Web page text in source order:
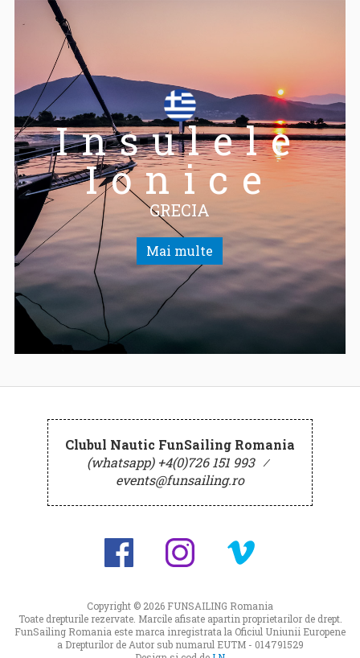
Insulele
Ionice
GRECIA
Mai multe
Clubul Nautic FunSailing Romania
(whatsapp) +4(0)726 151 993 ⁄
events@funsailing.ro
Copyright © 2026 FUNSAILING Romania
Toate drepturile rezervate. Marcile afisate apartin proprietarilor de drept.
FunSailing Romania este marca inregistrata la Oficiul Uniunii Europene
a Drepturilor de Autor sub numarul EUTM - 014791529